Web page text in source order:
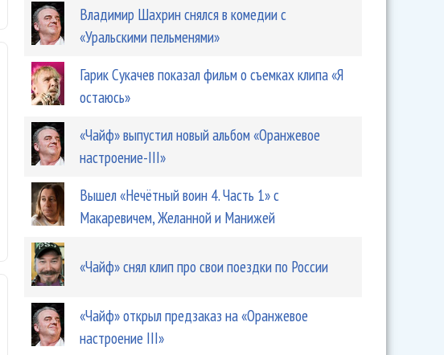
о Новый альбом «Чайфа» состоит из 9 песен
о Владимир Шахрин пожаловался на травлю в интернете
Владимир Шахрин снялся в комедии с
«Уральскими пельменями»
Гарик Сукачев показал фильм о съемках клипа «Я
остаюсь»
«Чайф» выпустил новый альбом «Оранжевое
настроение-III»
Вышел «Нечётный воин 4. Часть 1» с
Макаревичем, Желанной и Манижей
«Чайф» снял клип про свои поездки по России
«Чайф» открыл предзаказ на «Оранжевое
настроение III»